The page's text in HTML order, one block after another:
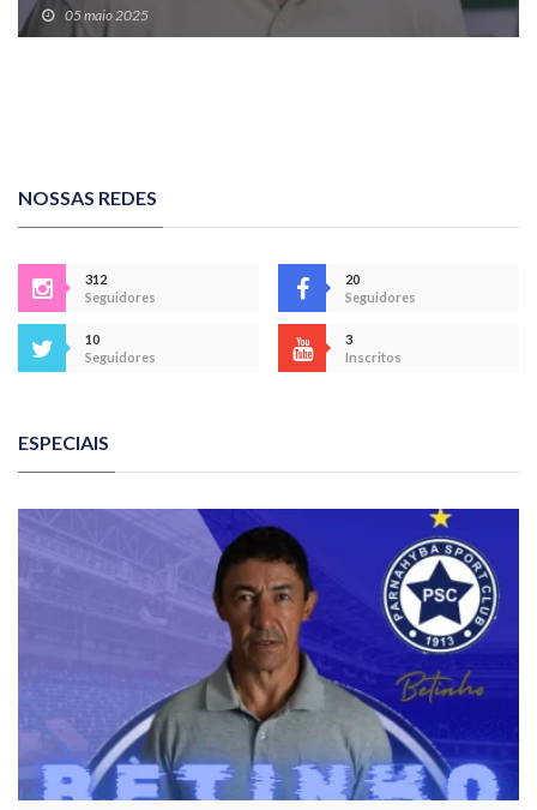
05 maio 2025
NOSSAS REDES
312
Seguidores
20
Seguidores
10
Seguidores
3
Inscritos
ESPECIAIS